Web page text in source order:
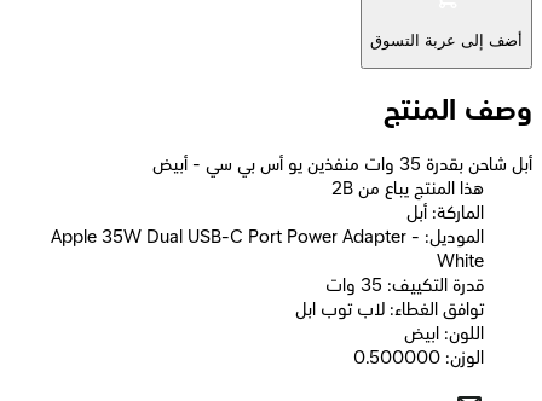
أضف إلى عربة التسوق
وصف المنتج
أبل شاحن بقدرة 35 وات منفذين يو أس بي سي - أبيض
2B هذا المنتج يباع من
الماركة: أبل
الموديل: Apple 35W Dual USB-C Port Power Adapter -
White
قدرة التكييف: 35 وات
توافق الغطاء: لاب توب ابل
اللون: ابيض
الوزن: 0.500000